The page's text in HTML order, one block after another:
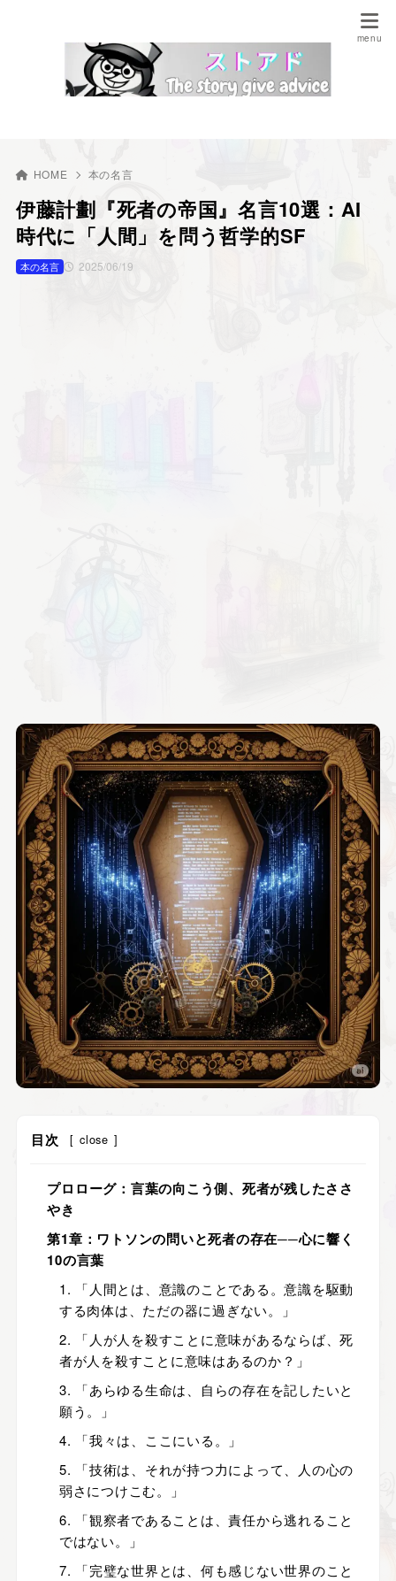
HOME 本の名言
伊藤計劃『死者の帝国』名言10選：AI
時代に「人間」を問う哲学的SF
2025/06/19
本の名言
目次 [ close ]
プロローグ：言葉の向こう側、死者が残したささ
やき
第1章：ワトソンの問いと死者の存在──心に響く
10の言葉
1. 「人間とは、意識のことである。意識を駆動
する肉体は、ただの器に過ぎない。」
2. 「人が人を殺すことに意味があるならば、死
者が人を殺すことに意味はあるのか？」
3. 「あらゆる生命は、自らの存在を記したいと
願う。」
4. 「我々は、ここにいる。」
5. 「技術は、それが持つ力によって、人の心の
弱さにつけこむ。」
6. 「観察者であることは、責任から逃れること
ではない。」
7. 「完璧な世界とは、何も感じない世界のこと